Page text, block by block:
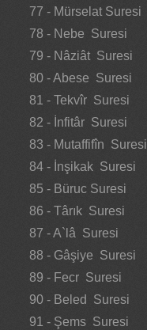
77 - Mürselat Suresi
78 - Nebe Suresi
79 - Nâziât Suresi
80 - Abese Suresi
81 - Tekvîr Suresi
82 - İnfitâr Suresi
83 - Mutaffifîn Suresi
84 - İnşikak Suresi
85 - Büruc Suresi
86 - Târık Suresi
87 - A`lâ Suresi
88 - Gâşiye Suresi
89 - Fecr Suresi
90 - Beled Suresi
91 - Şems Suresi